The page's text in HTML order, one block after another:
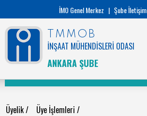
İMO Genel Merkez | Şube İletişim
TMMOB
İNŞAAT MÜHENDİSLERİ ODASI
ANKARA ŞUBE
Üyelik/ Üye İşlemleri /